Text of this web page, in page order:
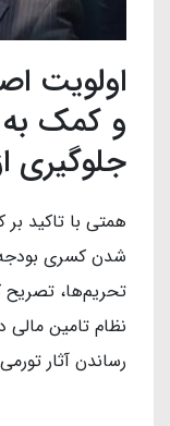
اولویت
و کمک
جلوگیری
همتی با تاکید
شدن کسری بودجه
تحریم‌ها، تصریح
نظام تامین مالی
رساندن آثار